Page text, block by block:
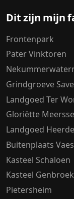
Dit zijn mijn
Frontenpark
Pater Vinktoren
Grindgroeve
Landgoed Ter
Gloriëtte
Landgoed
Buitenplaats
Kasteel Schaloen
Kasteel Genbroek
Pietersheim